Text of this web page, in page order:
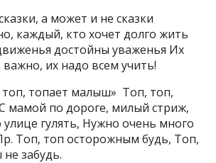
а может и не сказки
каждый, кто хочет долго жить
достойны уваженья Их
их надо всем учить!
топает малыш» Топ, топ,
мамой по дороге, милый стриж,
гулять, Нужно очень много
Топ, топ осторожным будь, Топ,
забудь.